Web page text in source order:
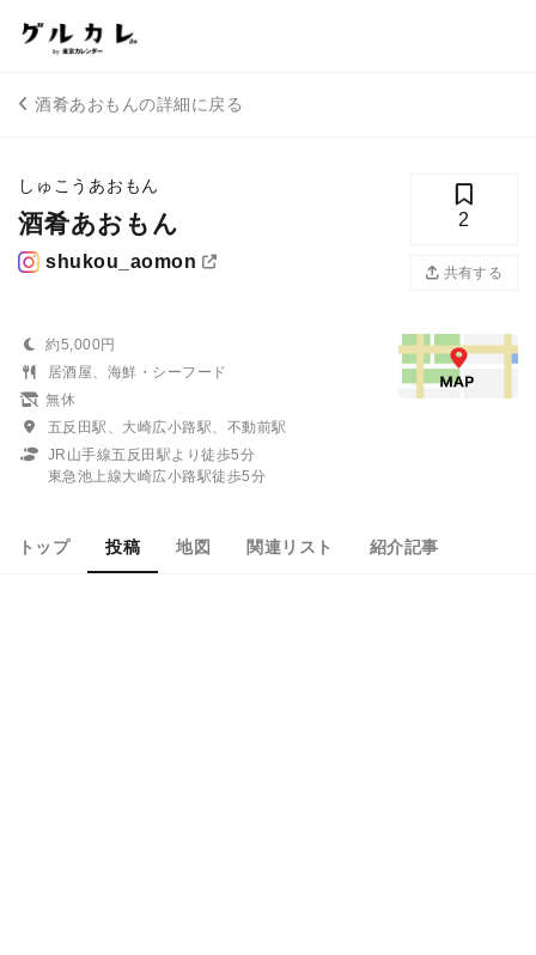
酒肴あおもんの詳細に戻る
しゅこうあおもん
酒肴あおもん
shukou_aomon
2
共有する
約5,000円
居酒屋、海鮮・シーフード
無休
五反田駅、大崎広小路駅、不動前駅
JR山手線五反田駅より徒歩5分
東急池上線大崎広小路駅徒歩5分
トップ 投稿 地図 関連リスト 紹介記事